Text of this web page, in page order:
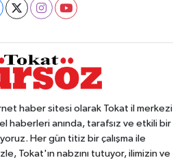
haber sitesi olarak Tokat il merkezi
haberleri anında, tarafsız ve etkili bir
Her gün titiz bir çalışma ile
Tokat'ın nabzını tutuyor, ilimizin ve